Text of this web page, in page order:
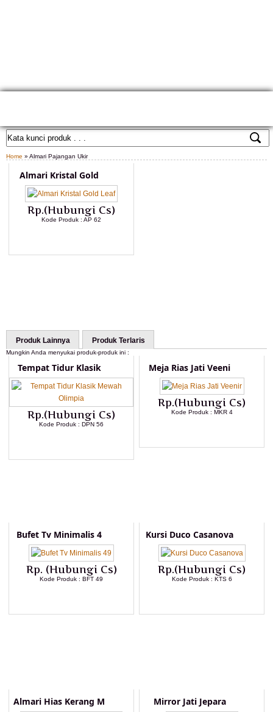
Home » Almari Pajangan Ukir
Almari Kristal Gold
Rp.(Hubungi Cs)
Kode Produk : AP 62
Produk Lainnya Produk Terlaris
Mungkin Anda menyukai produk-produk ini :
Tempat Tidur Klasik
Rp.(Hubungi Cs)
Kode Produk : DPN 56
Meja Rias Jati Veeni
Rp.(Hubungi Cs)
Kode Produk : MKR 4
Bufet Tv Minimalis 4
Rp. (Hubungi Cs)
Kode Produk : BFT 49
Kursi Duco Casanova
Rp.(Hubungi Cs)
Kode Produk : KTS 6
Almari Hias Kerang M Mirror Jati Jepara